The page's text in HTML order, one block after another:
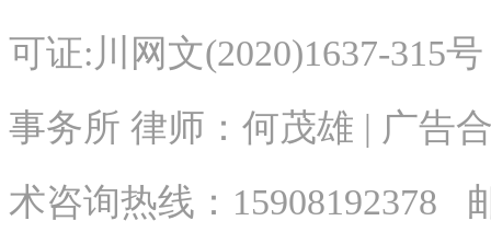
可证:川网文(2020)1637-315
事务所 律师：何茂雄 | 广告
术咨询热线： 15908192378